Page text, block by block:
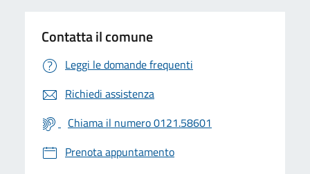
Contatta il comune
Leggi le domande frequenti
Richiedi assistenza
Chiama il numero 0121.58601
Prenota appuntamento